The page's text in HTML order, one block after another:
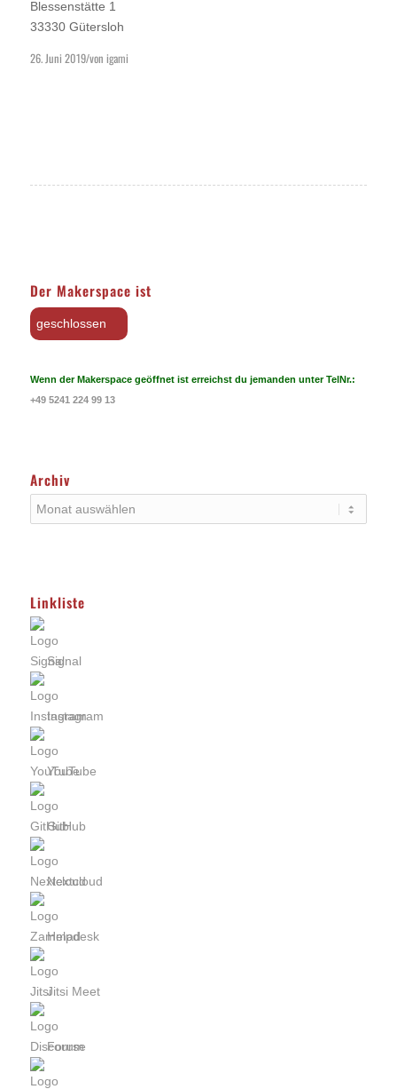
Blessenstätte 1
33330 Gütersloh
26. Juni 2019/von igami
Der Makerspace ist
geschlossen
Wenn der Makerspace geöffnet ist erreichst du jemanden unter TelNr.:
+49 5241 224 99 13
Archiv
Linkliste
Signal
Instagram
YouTube
GitHub
Nextcloud
Helpdesk
Jitsi Meet
Forum